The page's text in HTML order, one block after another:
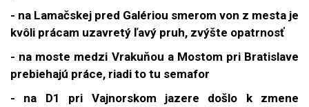
- na Lamačskej pred Galériou smerom von z mesta je
kvôli prácam uzavretý ľavý pruh, zvýšte opatrnosť
- na moste medzi Vrakuňou a Mostom pri Bratislave
prebiehajú práce, riadi to tu semafor
- na D1 pri Vajnorskom jazere došlo k zmene